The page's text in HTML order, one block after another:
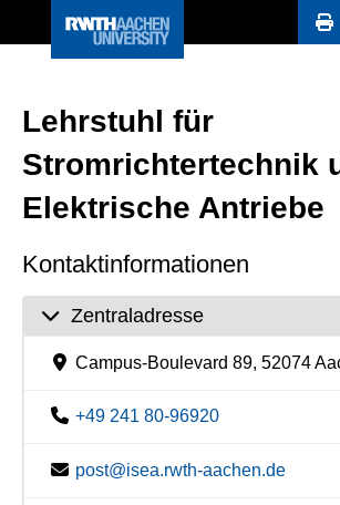
Lehrstuhl für
Stromrichtertechnik
Elektrische Antriebe
Kontaktinformationen
Zentraladresse
Campus-Boulevard 89, 52074
+49 241 80-96920
post@isea.rwth-aachen.de